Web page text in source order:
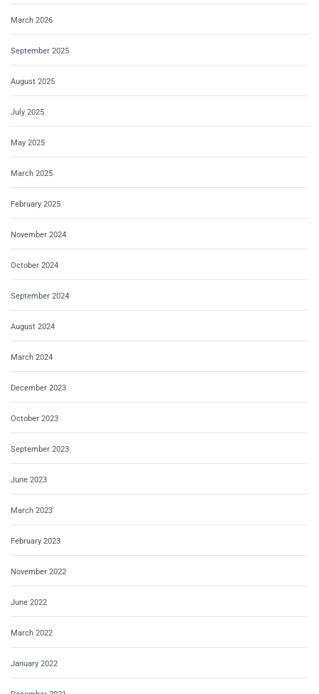
March 2026
September 2025
August 2025
July 2025
May 2025
March 2025
February 2025
November 2024
October 2024
September 2024
August 2024
March 2024
December 2023
October 2023
September 2023
June 2023
March 2023
February 2023
November 2022
June 2022
March 2022
January 2022